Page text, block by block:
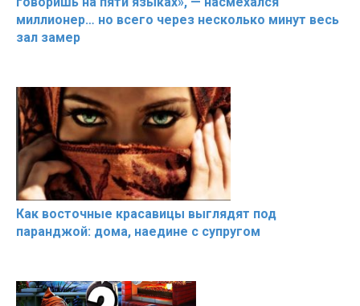
миллионер… но всего через несколько минут весь
зал замер
Как восточные красавицы выглядят под
паранджой: дома, наедине с супругом